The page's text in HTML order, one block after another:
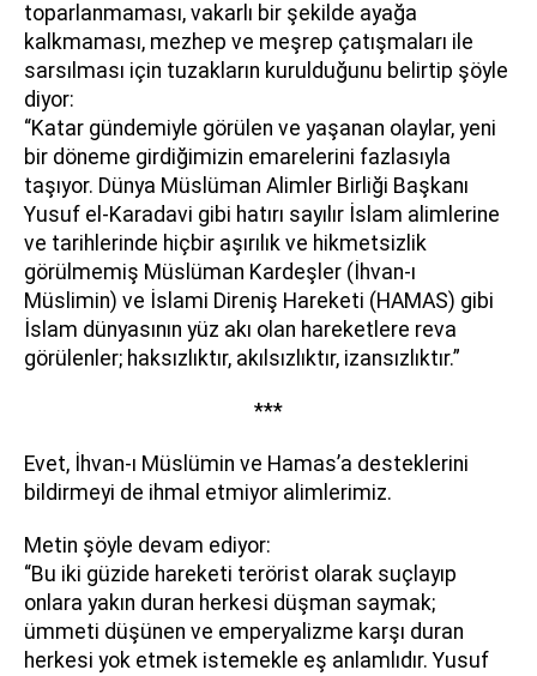
toparlanmaması, vakarlı bir şekilde ayağa
kalkmaması, mezhep ve meşrep çatışmaları ile
sarsılması için tuzakların kurulduğunu belirtip şöyle
diyor:
“Katar gündemiyle görülen ve yaşanan olaylar, yeni
bir döneme girdiğimizin emarelerini fazlasıyla
taşıyor. Dünya Müslüman Alimler Birliği Başkanı
Yusuf el-Karadavi gibi hatırı sayılır İslam alimlerine
ve tarihlerinde hiçbir aşırılık ve hikmetsizlik
görülmemiş Müslüman Kardeşler (İhvan-ı
Müslimin) ve İslami Direniş Hareketi (HAMAS) gibi
İslam dünyasının yüz akı olan hareketlere reva
görülenler; haksızlıktır, akılsızlıktır, izansızlıktır.”
***
Evet, İhvan-ı Müslümin ve Hamas’a desteklerini
bildirmeyi de ihmal etmiyor alimlerimiz.
Metin şöyle devam ediyor:
“Bu iki güzide hareketi terörist olarak suçlayıp
onlara yakın duran herkesi düşman saymak;
ümmeti düşünen ve emperyalizme karşı duran
herkesi yok etmek istemekle eş anlamlıdır. Yusuf